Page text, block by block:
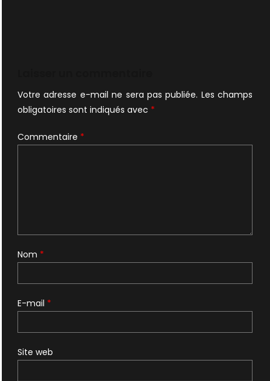
Votre adresse e-mail ne sera pas publiée. Les champs
obligatoires sont indiqués avec *
Commentaire *
Nom *
E-mail *
Site web